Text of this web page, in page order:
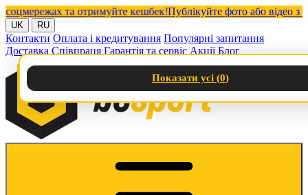
та отримуйте кешбек!Публікуйте фото або відео з
UK RU
Контакти Оплата і кредитування Популярні запитання
Доставка Співпраця Гарантія та сервіс Акції Блог
Показати усі (0)